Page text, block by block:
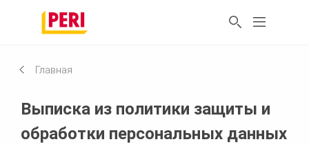
Главная
Выписка из политики защиты и
обработки персональных данных